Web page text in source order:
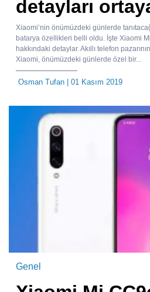
detayları
Xiaomi’nin önümüzdeki günlerde
batarya özellikleri belli oldu. İşte Xiaomi
hakkındaki detaylar. Akıllı telefon
Xiaomi, önümüzdeki günlerde özel bir...
Osman Tufan | 01 Kasım 2019
Genel